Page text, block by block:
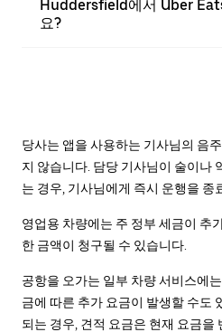
Huddersfield에서 Uber
요?
당사는 앱을 사용하는 기사님의 음
지 않습니다. 담당 기사님이 술이나
는 경우, 기사님에게 즉시 운행을 종
영업용 차량에는 주 정부 세금이 추
한 금액이 청구될 수 있습니다.
공항을 오가는 일부 차량 서비스에
금에 따른 추가 요금이 발생할 수도
되는 경우, 견적 요금은 현재 요금을